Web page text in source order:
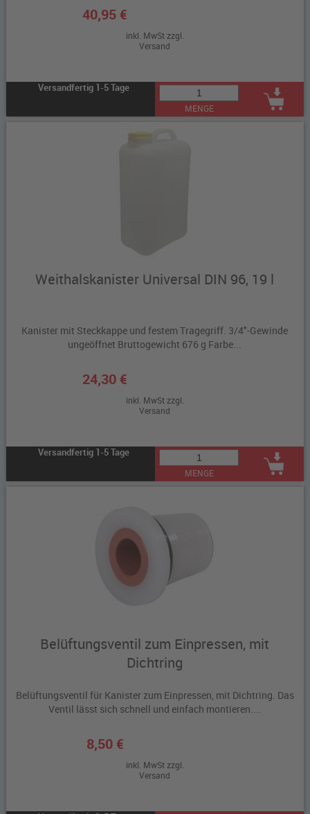
40,95 €
inkl. MwSt zzgl.
Versand
Versandfertig 1-5 Tage
MENGE
Weithalskanister Universal DIN 96, 19 l
Kanister mit Steckkappe und festem Tragegriff. 3/4"-Gewinde
ungeöffnet Bruttogewicht 676 g Farbe...
24,30 €
inkl. MwSt zzgl.
Versand
Versandfertig 1-5 Tage
MENGE
Belüftungsventil zum Einpressen, mit
Dichtring
Belüftungsventil für Kanister zum Einpressen, mit Dichtring. Das
Ventil lässt sich schnell und einfach montieren....
8,50 €
inkl. MwSt zzgl.
Versand